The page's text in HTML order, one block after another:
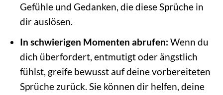
Gefühle und Gedanken, die diese Sprüche in
dir auslösen.
In schwierigen Momenten abrufen: Wenn du
dich überfordert, entmutigt oder ängstlich
fühlst, greife bewusst auf deine vorbereiteten
Sprüche zurück. Sie können dir helfen, deine